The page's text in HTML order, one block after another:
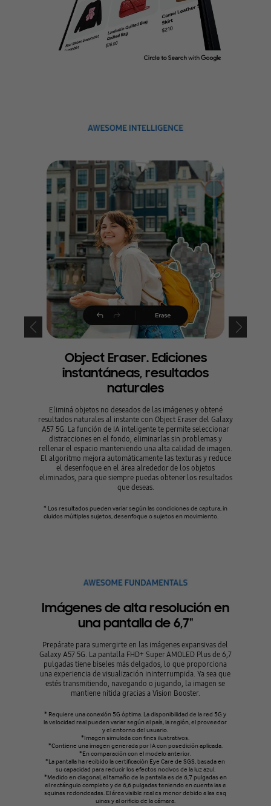
Object Eraser. Ediciones
instantáneas, resultados
naturales
Eliminá objetos no deseados de las imágenes y obtené
resultados naturales al instante con Object Eraser del Galaxy
A57 5G. La función de IA inteligente te permite seleccionar
distracciones en el fondo, eliminarlas sin problemas y
rellenar el espacio manteniendo una alta calidad de imagen.
El algoritmo mejora automáticamente las texturas y reduce
el desenfoque en el área alrededor de los objetos
eliminados, para que siempre puedas obtener los resultados
que deseas.
* Los resultados pueden variar según las condiciones de captura, in
cluidos múltiples sujetos, desenfoque o sujetos en movimiento.
Imágenes de alta resolución en
una pantalla de 6,7"
Prepárate para sumergirte en las imágenes expansivas del
Galaxy A57 5G. La pantalla FHD+ Super AMOLED Plus de 6,7
pulgadas tiene biseles más delgados, lo que proporciona
una experiencia de visualización ininterrumpida. Ya sea que
estés transmitiendo, navegando o jugando, la imagen se
mantiene nítida gracias a Vision Booster.
* Requiere una conexión 5G óptima. La disponibilidad de la red 5G y
la velocidad real pueden variar según el país, la región, el proveedor
y el entorno del usuario.
*Imagen simulada con fines ilustrativos.
*Contiene una imagen generada por IA con posedición aplicada.
*En comparación con el modelo anterior.
*La pantalla ha recibido la certificación Eye Care de SGS, basada en
su capacidad para reducir los efectos nocivos de la luz azul.
*Medido en diagonal, el tamaño de la pantalla es de 6,7 pulgadas en
el rectángulo completo y de 6,6 pulgadas teniendo en cuenta las e
squinas redondeadas. El área visible real es menor debido a las esq
uinas y al orificio de la cámara.